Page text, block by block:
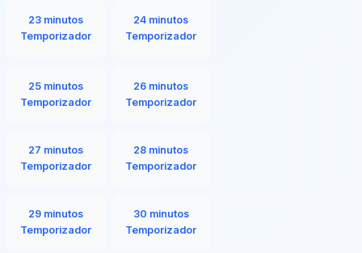
23 minutos
Temporizador
24 minutos
Temporizador
25 minutos
Temporizador
26 minutos
Temporizador
27 minutos
Temporizador
28 minutos
Temporizador
29 minutos
Temporizador
30 minutos
Temporizador